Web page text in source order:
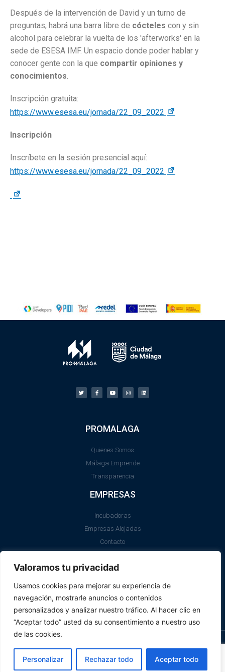
Valoramos tu privacidad
Usamos cookies para mejorar su experiencia de
navegación, mostrarle anuncios o contenidos
personalizados y analizar nuestro tráfico. Al hacer clic en
“Aceptar todo” usted da su consentimiento a nuestro uso
de las cookies.
Personalizar Rechazar todo Aceptar todo
Después de la intervención de David y un turno de
preguntas, habrá una barra libre de cócteles con y sin
alcohol para celebrar la vuelta de los 'afterworks' en la
sede de ESESA IMF. Un espacio donde poder hablar y
conocer gente con la que compartir opiniones y
conocimientos.
Inscripción gratuita:
https://www.esesa.eu/jornada/22_09_2022
Inscripción
Inscríbete en la sesión presencial aquí:
https://www.esesa.eu/jornada/22_09_2022
PROMALAGA
Quienes Somos
Málaga Emprende
Transparencia
EMPRESAS
Incubadoras
Empresas Alojadas
Contacto
Aviso Legal
Política de Cookies
SII
© Promálaga 2026
Realizado
en Málaga